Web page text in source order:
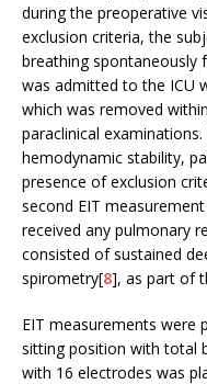
during the preoperative
exclusion criteria, the
breathing spontaneously
was admitted to the ICU
which was removed
paraclinical
hemodynamic stability,
presence of exclusion
second EIT
received any pulmonary
consisted of sustained
spirometry[8], as part of
EIT measurements were
sitting position with total
with 16 electrodes was